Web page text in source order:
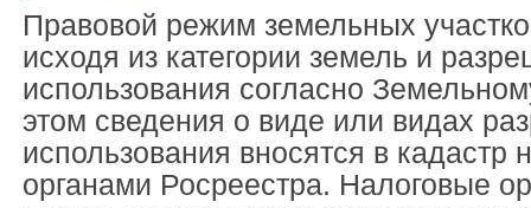
Правовой режим земельных
исходя из категории земель и
использования согласно
этом сведения о виде или видах
использования вносятся в кадастр
органами Росреестра. Налоговые